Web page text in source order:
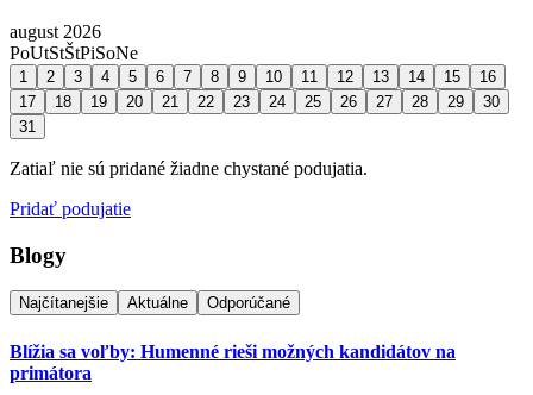
august 2026
PoUtStŠtPiSoNe
1 2 3 4 5 6 7 8 9 10 11 12 13 14 15
16
17
18 19 20 21 22 23 24 25 26 27 28 29
30
31
Zatiaľ nie sú pridané žiadne chystané podujatia.
Pridať podujatie
Blogy
Najčítanejšie Aktuálne Odporúčané
Blížia sa voľby: Humenné rieši možných kandidátov na
primátora